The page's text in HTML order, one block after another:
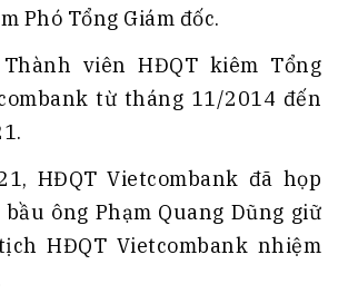
Phó Tổng Giám đốc.
viên HĐQT kiêm Tổng
từ tháng 11/2014 đến
HĐQT Vietcombank đã họp
ông Phạm Quang Dũng giữ
HĐQT Vietcombank nhiệm